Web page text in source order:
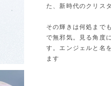
た、新時代のクリス
その輝きは何処まで
で無邪気。見る角度
す。エンジェルと名
ます